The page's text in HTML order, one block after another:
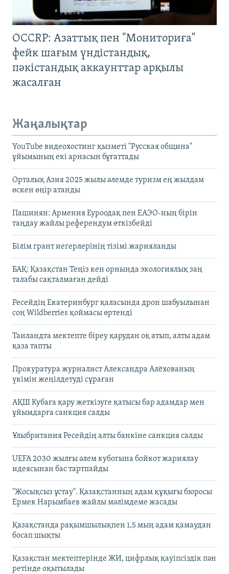
OCCRP: Азаттық пен "Мониториға"
фейк шағым үндістандық,
пәкістандық аккаунттар арқылы
жасалған
Жаңалықтар
YouTube видеохостинг қызметі "Русская община"
ұйымының екі арнасын бұғаттады
Орталық Азия 2025 жылы әлемде туризм ең жылдам
өскен өңір атанды
Пашинян: Армения Еуроодақ пен ЕАЭО-ның бірін
таңдау жайлы референдум өткізбейді
Білім грант иегерлерінің тізімі жарияланды
БАҚ: Қазақстан Теңіз кен орнында экологиялық заң
талабы сақталмаған дейді
Ресейдің Екатеринбург қаласында дрон шабуылынан
соң Wildberries қоймасы өртенді
Таиландта мектепте біреу қарудан оқ атып, алты адам
қаза тапты
Прокуратура журналист Александра Алёхованың
үкімін жеңілдетуді сұраған
АҚШ Кубаға қару жеткізуге қатысы бар адамдар мен
ұйымдарға санкция салды
Ұлыбритания Ресейдің алты банкіне санкция салды
UEFA 2030 жылғы әлем кубогына бойкот жариялау
идеясынан бас тартпайды
"Жосықсыз ұстау". Қазақстанның адам құқығы бюросы
Ермек Нарымбаев жайлы мәлімдеме жасады
Қазақстанда рақымшылықпен 1,5 мың адам қамаудан
босап шықты
Қазақстан мектептерінде ЖИ, цифрлық қауіпсіздік пән
ретінде оқытылады